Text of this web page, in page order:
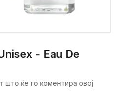
- Eau De
што ќе го коментира овој